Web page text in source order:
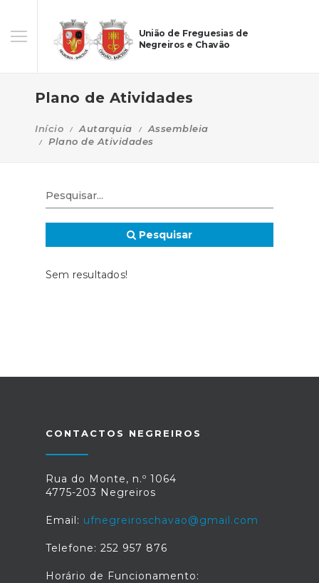
União de Freguesias de
Negreiros e Chavão
Plano de Atividades
Início Autarquia
Assembleia
Plano de Atividades
Pesquisar
Sem resultados!
CONTACTOS NEGREIROS
Rua do Monte, n.º 1064
4775-203 Negreiros
Email: ufnegreiroschavao@gmail.com
Telefone: 252 957 876
Horário de Funcionamento: